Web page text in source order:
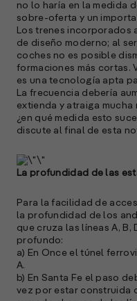
no lo haría en la medida
sobre-oferta y un
Los trenes incorporados
de diseño moderno; al
coches no es posible
formaciones más cortas.
es una tecnología apta
La frecuencia debería
extienda y atraiga
¿en qué medida esto
discute al final de esta
La profundidad de las
Para la facilidad de
la profundidad de los
que cruza las líneas A,
profundo:
a) En Once el túnel
A.
b) En Santa Fe el paso
vez por estar construida